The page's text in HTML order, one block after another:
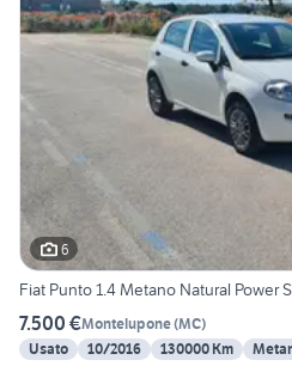
6
Fiat Punto 1.4 Metano Natural Power
7.500 €Montelupone(MC)
Usato
10/2016 130000 Km